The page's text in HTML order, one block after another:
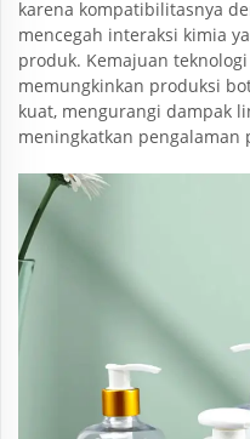
karena kompatibilitasnya
mencegah interaksi kimia
produk. Kemajuan
memungkinkan produksi
kuat, mengurangi dampak
meningkatkan pengalaman